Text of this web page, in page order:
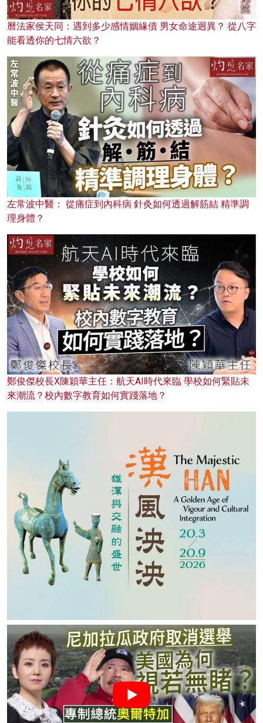
曆法家侯天同：遇到多少感情姻緣債 男女命途迥異？ 從八字
能看透你的七情六欲？
左常波中醫： 從痛症到內科病 針灸如何透過解筋結 精準調
理身體？
鄭俊傑校長X陳穎華主任：航天AI時代來臨 學校如何緊貼未
來潮流？校內數字教育如何實踐落地？